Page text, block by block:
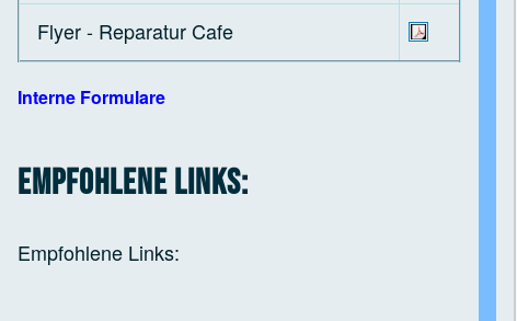
Flyer - Reparatur Cafe
Interne Formulare
Empfohlene Links:
Empfohlene Links: